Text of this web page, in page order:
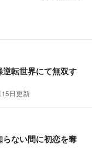
転世界にて無双す
日更新
ない間に初恋を奪